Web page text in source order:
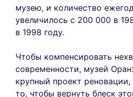
музею, и количество
увеличилось с 200 000 в
в 1998 году.
Чтобы компенсировать
современности, музей
крупный проект
то, чтобы вернуть блеск